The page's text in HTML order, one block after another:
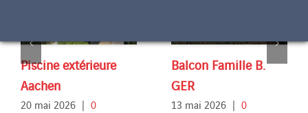
Piscine extérieure
Aachen
20 mai 2026 | 0
Balcon Famille B.
GER
13 mai 2026 | 0